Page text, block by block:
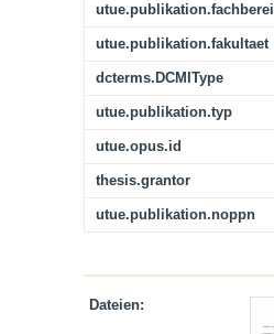
utue.publikation.fakultaet
dcterms.DCMIType
utue.publikation.typ
utue.opus.id
thesis.grantor
utue.publikation.noppn
Dateien: